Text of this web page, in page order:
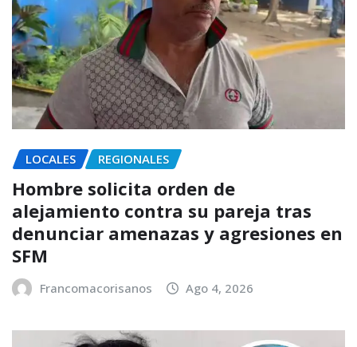
LOCALES REGIONALES
Hombre solicita orden de
alejamiento contra su pareja tras
denunciar amenazas y agresiones en
SFM
Francomacorisanos Ago 4, 2026